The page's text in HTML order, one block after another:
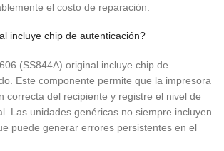
el costo de reparación.
incluye chip de autenticación?
(SS844A) original incluye chip de
Este componente permite que la impresora
correcta del recipiente y registre el nivel de
Las unidades genéricas no siempre incluyen
puede generar errores persistentes en el